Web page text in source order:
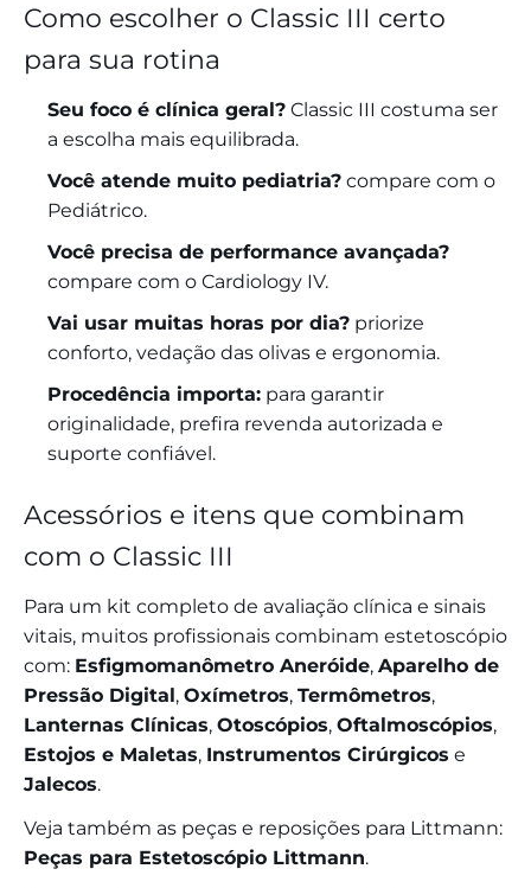
Como escolher o Classic III certo
para sua rotina
Seu foco é clínica geral? Classic III costuma ser
a escolha mais equilibrada.
Você atende muito pediatria? compare com o
Pediátrico.
Você precisa de performance avançada?
compare com o Cardiology IV.
Vai usar muitas horas por dia? priorize
conforto, vedação das olivas e ergonomia.
Procedência importa: para garantir
originalidade, prefira revenda autorizada e
suporte confiável.
Acessórios e itens que combinam
com o Classic III
Para um kit completo de avaliação clínica e sinais
vitais, muitos profissionais combinam estetoscópio
com: Esfigmomanômetro Aneróide, Aparelho de
Pressão Digital, Oxímetros, Termômetros,
Lanternas Clínicas, Otoscópios, Oftalmoscópios,
Estojos e Maletas, Instrumentos Cirúrgicos e
Jalecos.
Veja também as peças e reposições para Littmann:
Peças para Estetoscópio Littmann.